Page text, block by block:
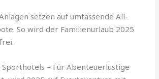
setzen auf umfassende All-
So wird der Familienurlaub 2025
– Für Abenteuerlustige